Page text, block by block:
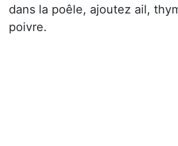
dans la poêle, ajoutez ail,
poivre.